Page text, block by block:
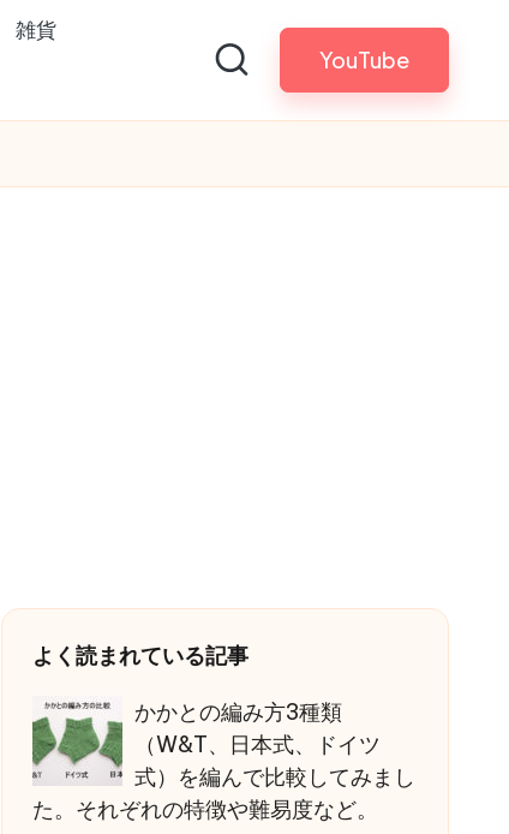
雑貨
YouTube
よく読まれている記事
かかとの編み方3種類
（W&T、日本式、ドイツ
式）を編んで比較してみまし
た。それぞれの特徴や難易度など。